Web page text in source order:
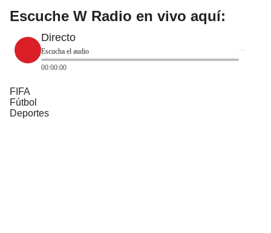
Escuche W Radio en vivo aquí:
Directo
Escucha el audio
00:00:00
FIFA
Fútbol
Deportes